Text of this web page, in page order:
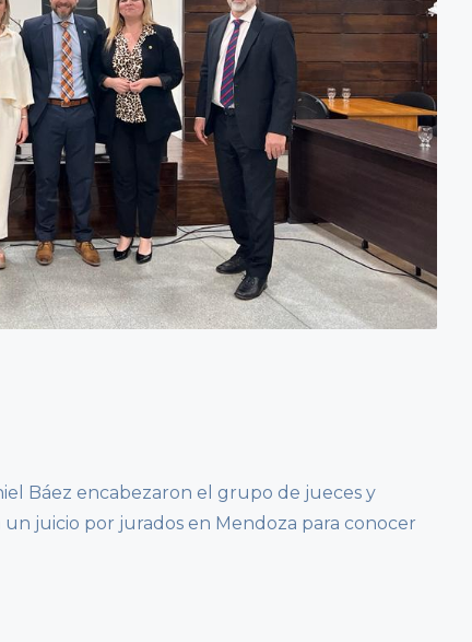
Báez encabezaron el grupo de jueces y
juicio por jurados en Mendoza para conocer